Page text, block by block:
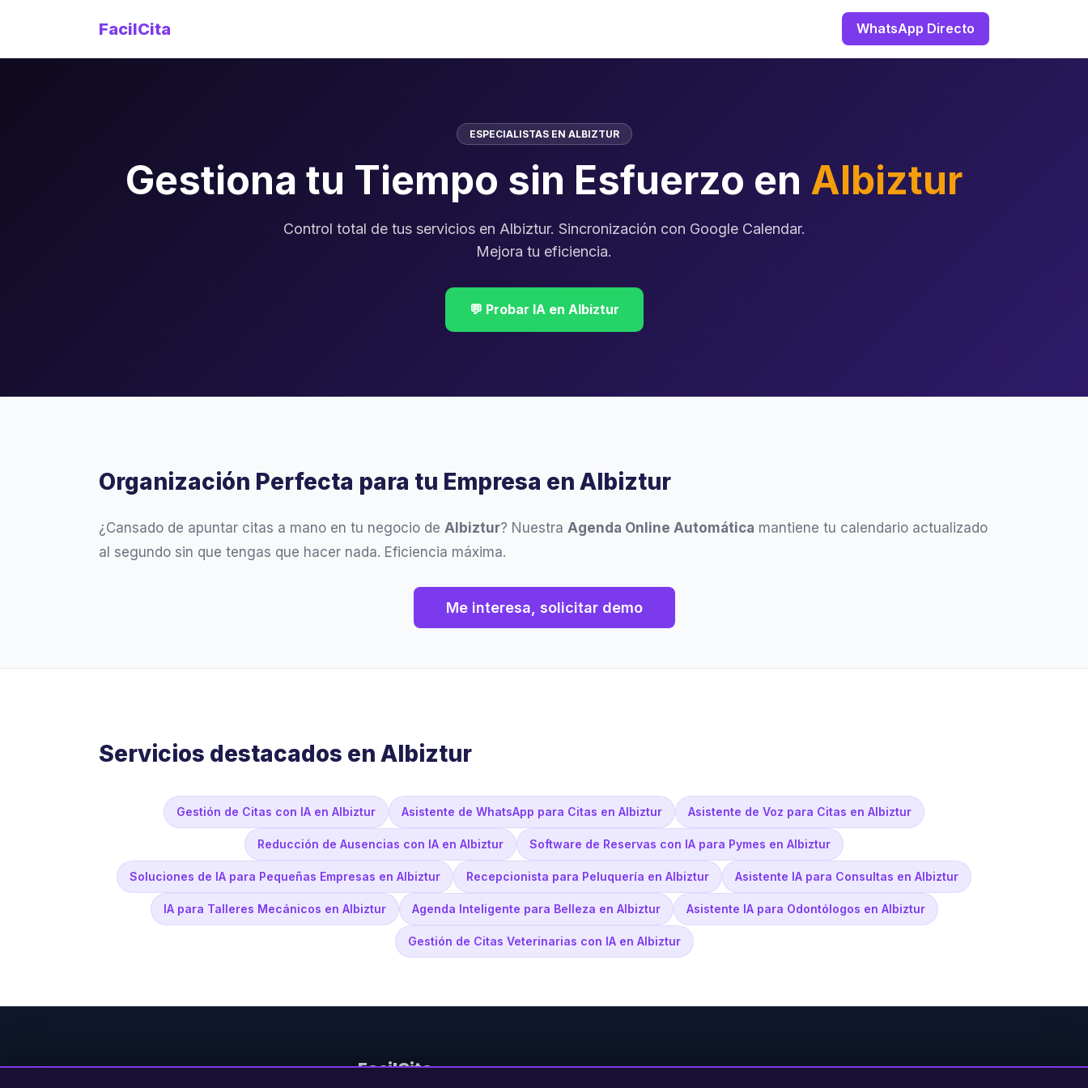
FacilCita WhatsApp Directo
ESPECIALISTAS EN ALBIZTUR
Gestiona tu Tiempo sin Esfuerzo en Albiztur
Control total de tus servicios en Albiztur. Sincronización con Google Calendar.
Mejora tu eficiencia.
💬 Probar IA en Albiztur
Organización Perfecta para tu Empresa en Albiztur
¿Cansado de apuntar citas a mano en tu negocio de Albiztur? Nuestra Agenda Online Automática mantiene tu calendario actualizado
al segundo sin que tengas que hacer nada. Eficiencia máxima.
Me interesa, solicitar demo
Servicios destacados en Albiztur
Gestión de Citas con IA en Albiztur Asistente de WhatsApp para Citas en Albiztur Asistente de Voz para Citas en Albiztur
Reducción de Ausencias con IA en Albiztur Software de Reservas con IA para Pymes en Albiztur
Soluciones de IA para Pequeñas Empresas en Albiztur Recepcionista para Peluquería en Albiztur Asistente IA para Consultas en Albiztur
IA para Talleres Mecánicos en Albiztur Agenda Inteligente para Belleza en Albiztur Asistente IA para Odontólogos en Albiztur
Gestión de Citas Veterinarias con IA en Albiztur
FacilCita